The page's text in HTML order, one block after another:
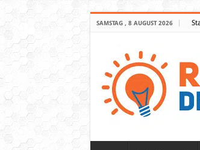
SAMSTAG , 8 AUGUST 2026